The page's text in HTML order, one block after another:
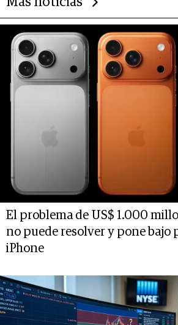
El problema de US$ 1.000
no puede resolver y pone bajo
iPhone